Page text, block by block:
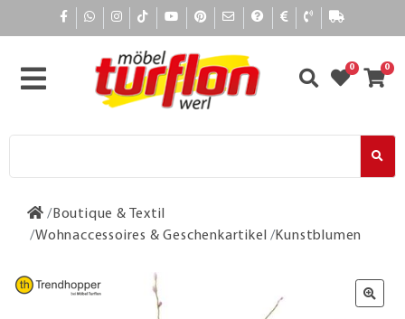
0 0
Boutique & Textil
Wohnaccessoires & Geschenkartikel
Kunstblumen